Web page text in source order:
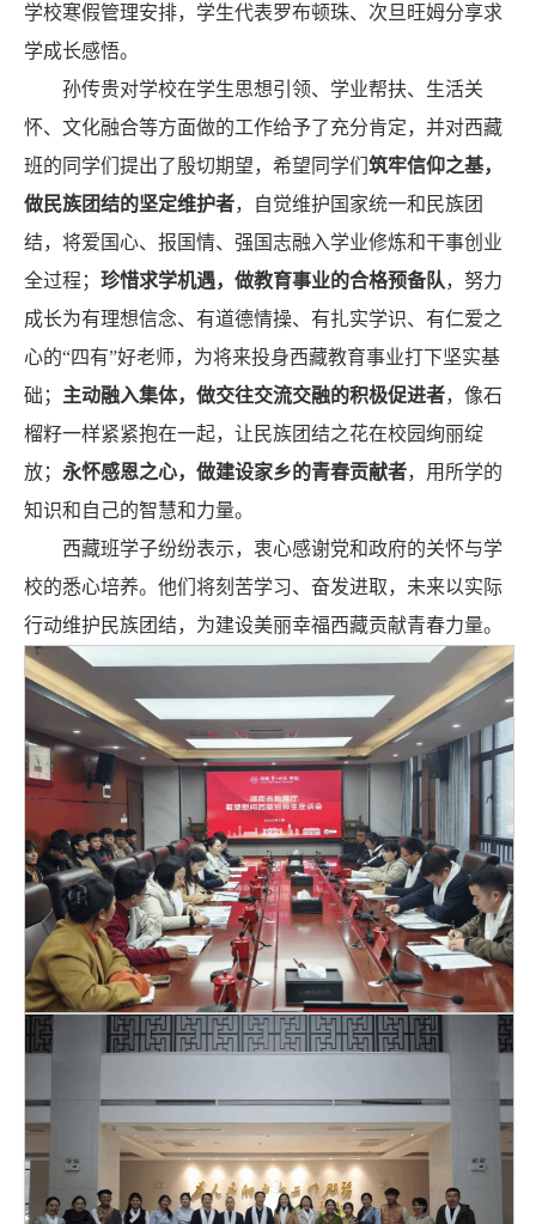
学校寒假管理安排，学生代表罗布顿珠、次旦旺姆分享求
学成长感悟。
孙传贵对学校在学生思想引领、学业帮扶、生活关
怀、文化融合等方面做的工作给予了充分肯定，并对西藏
班的同学们提出了殷切期望，希望同学们 筑牢信仰之基，
做民族团结的坚定维护者，自觉维护国家统一和民族团
结，将爱国心、报国情、强国志融入学业修炼和干事创业
全过程； 珍惜求学机遇，做教育事业的合格预备队，努力
成长为有理想信念、有道德情操、有扎实学识、有仁爱之
心的“四有”好老师，为将来投身西藏教育事业打下坚实基
础； 主动融入集体，做交往交流交融的积极促进者，像石
榴籽一样紧紧抱在一起，让民族团结之花在校园绚丽绽
放； 永怀感恩之心，做建设家乡的青春贡献者，用所学的
知识和自己的智慧和力量。
西藏班学子纷纷表示，衷心感谢党和政府的关怀与学
校的悉心培养。他们将刻苦学习、奋发进取，未来以实际
行动维护民族团结，为建设美丽幸福西藏贡献青春力量。